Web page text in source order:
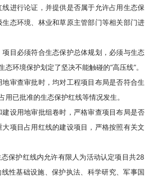
进行论证，并提供是否属于允许占用生态保
态环境、林业和草原主管部门等相关部门进
目必须符合生态保护总体规划，必须与生态
环境保护划定了坚决不能触碰的“高压线”。
审查审批时，均对工程项目布局是否符合生
已批准的生态保护红线等情况发生。
设用地审批组卷时，严格审查项目布局是否
项目占用红线的建设项目，严格按照有关文
保护红线内允许有限人为活动认定项目共28
性基础设施、保护执法、科学研究、军事国